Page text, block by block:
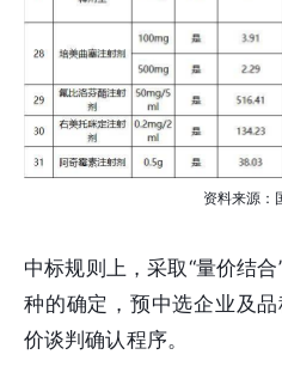
资料来源：
中标规则上，采取“量价结
种的确定，预中选企业及
价谈判确认程序。